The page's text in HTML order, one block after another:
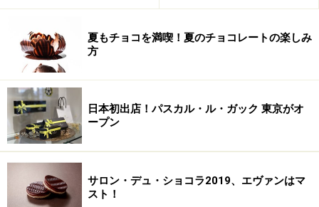
夏もチョコを満喫！夏のチョコレートの楽しみ
方
日本初出店！パスカル・ル・ガック 東京がオ
ープン
サロン・デュ・ショコラ2019、エヴァンはマ
スト！